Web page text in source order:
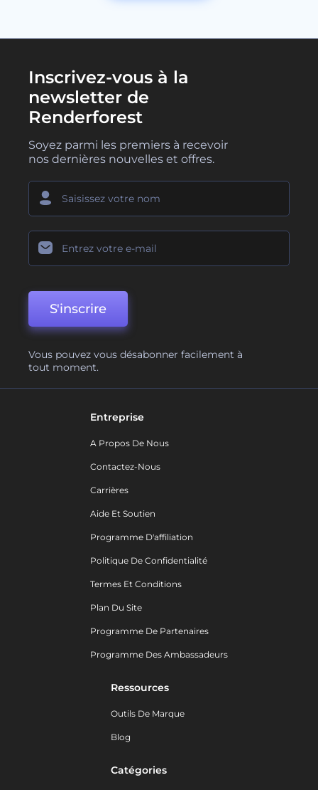
Inscrivez-vous à la
newsletter de
Renderforest
Soyez parmi les premiers à recevoir
nos dernières nouvelles et offres.
S'inscrire
Vous pouvez vous désabonner facilement à
tout moment.
Entreprise
A Propos De Nous
Contactez-Nous
Carrières
Aide Et Soutien
Programme D'affiliation
Politique De Confidentialité
Termes Et Conditions
Plan Du Site
Programme De Partenaires
Programme Des Ambassadeurs
Ressources
Outils De Marque
Blog
Catégories